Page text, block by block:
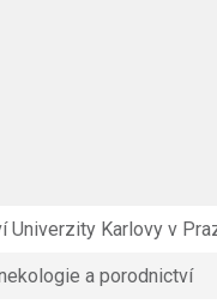
Univerzity Karlovy v
a porodnictví